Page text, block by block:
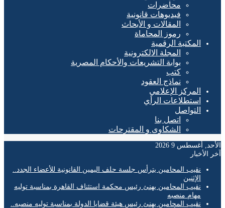
محاضرات
فيديوهات قانونية
المقالات و الأبحاث
رموز المحاماة
المكتبة الرقمية
المجلة الالكترونية
بوابة التشريعات والأحكام المصرية
كتب
نماذج العقود
المركز الإعلامي
استطلاعات الرأي
التواصل
اتصل بنا
الشكاوى و المقترحات
أغسطس 9 2026
نقيب المحامين يترأس جلسة حلف اليمين القانونية للأعضاء الجدد..
نقيب المحامين يهنئ رئيس محكمة استئناف القاهرة بمناسبة توليه
مهام منصبه
نقيب المحامين يهنئ رئيس هيئة قضايا الدولة بمناسبة توليه منصبه..